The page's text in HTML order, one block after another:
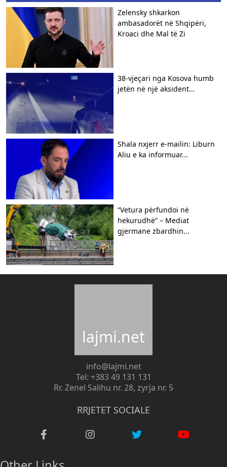
Zelensky shkarkon
ambasadorët në Shqipëri,
Kroaci dhe Mal të Zi
38-vjeçari nga Kosova humb
jetën në një aksident...
Shala nxjerr e-mailin: Liburn
Aliu e ka informuar...
“Vetura përfundoi në
hekurudhë” – Mediat
gjermane zbardhin...
lajmi.net
info@lajmi.net
Tel: +383 49 131 131
Rr. Zenel Salihu nr. 28, zyrja nr. 5
RRJETET SOCIALE